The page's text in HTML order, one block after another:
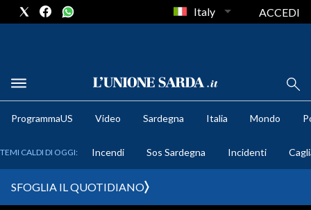
METEO
Italy ACCEDI
ProgrammaUS Video Sardegna Italia Mondo
TEMI CALDI DI OGGI: Incendi Sos Sardegna Incidenti
SFOGLIA IL QUOTIDIANO